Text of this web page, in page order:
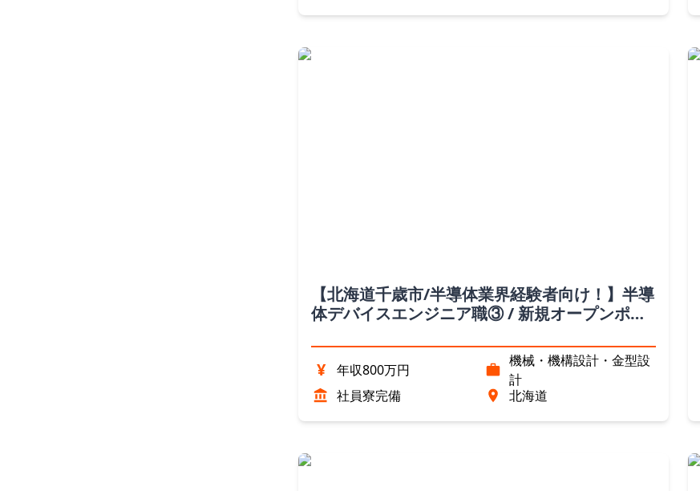
【北海道千歳市/半導体業界経験者向け！】半導
体デバイスエンジニア職③ / 新規オープンポジ
¥
年収800万円
機械・機構設計・金型設
計
社員寮完備
北海道